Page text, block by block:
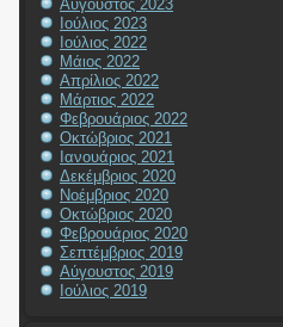
Αύγουστος 2023
Ιούλιος 2023
Ιούλιος 2022
Μάιος 2022
Απρίλιος 2022
Μάρτιος 2022
Φεβρουάριος 2022
Οκτώβριος 2021
Ιανουάριος 2021
Δεκέμβριος 2020
Νοέμβριος 2020
Οκτώβριος 2020
Φεβρουάριος 2020
Σεπτέμβριος 2019
Αύγουστος 2019
Ιούλιος 2019